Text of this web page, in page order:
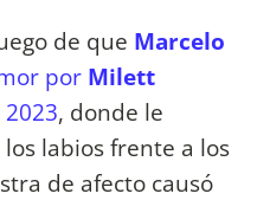
de que Marcelo
por Milett
, donde le
labios frente a los
de afecto causó